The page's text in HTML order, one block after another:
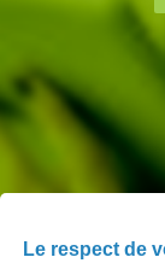
Le respect de